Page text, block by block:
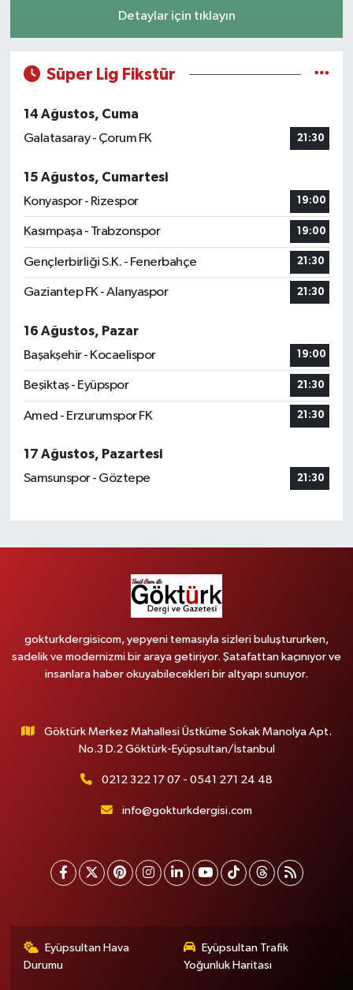
Detaylar için tıklayın
Süper Lig Fikstür
14 Ağustos, Cuma
Galatasaray - Çorum FK
21:30
15 Ağustos, Cumartesi
Konyaspor - Rizespor
19:00
Kasımpaşa - Trabzonspor 19:00
Gençlerbirliği S.K. - Fenerbahçe 21:30
Gaziantep FK - Alanyaspor 21:30
16 Ağustos, Pazar
Başakşehir - Kocaelispor
19:00
Beşiktaş - Eyüpspor 21:30
Amed - Erzurumspor FK 21:30
17 Ağustos, Pazartesi
Samsunspor - Göztepe
21:30
gokturkdergisicom, yepyeni temasıyla sizleri buluştururken,
sadelik ve modernizmi bir araya getiriyor. Şatafattan kaçınıyor ve
insanlara haber okuyabilecekleri bir altyapı sunuyor.
Göktürk Merkez Mahallesi Üstküme Sokak Manolya Apt.
No.3 D.2 Göktürk-Eyüpsultan/İstanbul
0212 322 17 07 - 0541 271 24 48
info@gokturkdergisi.com
Eyüpsultan Hava
Durumu
Eyüpsultan Trafik
Yoğunluk Haritası